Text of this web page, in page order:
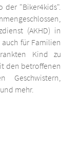
der "Biker4kids".
(AKHD) in
für Familien
Kind zu
den betroffenen
mehr.